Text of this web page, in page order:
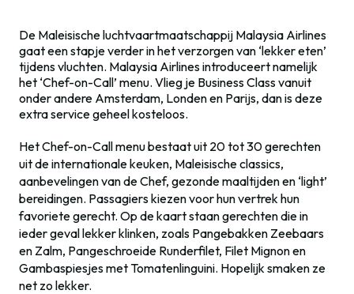
De Maleisische luchtvaartmaatschappij Malaysia Airlines
gaat een stapje verder in het verzorgen van ‘lekker eten’
tijdens vluchten. Malaysia Airlines introduceert namelijk
het ‘Chef-on-Call’ menu. Vlieg je Business Class vanuit
onder andere Amsterdam, Londen en Parijs, dan is deze
extra service geheel kosteloos.
Het Chef-on-Call menu bestaat uit 20 tot 30 gerechten
uit de internationale keuken, Maleisische classics,
aanbevelingen van de Chef, gezonde maaltijden en ‘light’
bereidingen. Passagiers kiezen voor hun vertrek hun
favoriete gerecht. Op de kaart staan gerechten die in
ieder geval lekker klinken, zoals Pangebakken Zeebaars
en Zalm, Pangeschroeide Runderfilet, Filet Mignon en
Gambaspiesjes met Tomatenlinguini. Hopelijk smaken ze
net zo lekker.